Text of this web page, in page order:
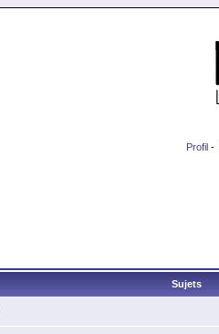
Profil -
Sujets